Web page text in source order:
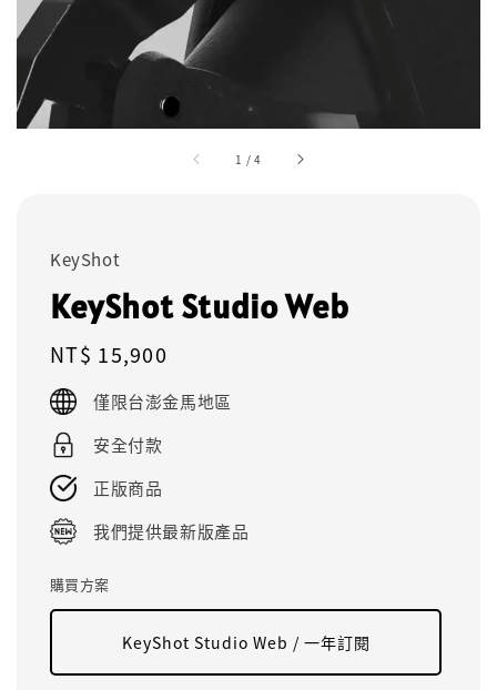
1 /4
KeyShot
KeyShot Studio Web
Regular
price
NT$ 15,900
僅限台澎金馬地區
安全付款
正版商品
我們提供最新版產品
購買方案
KeyShot Studio Web / 一年訂閱